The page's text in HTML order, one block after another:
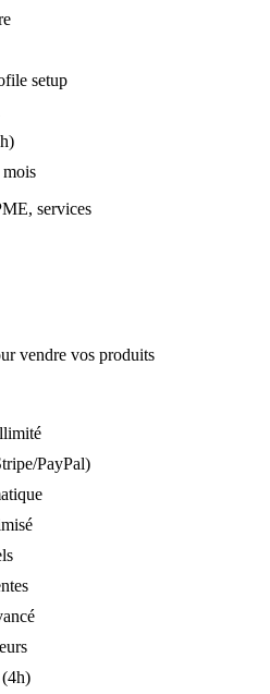
setup
services
vendre vos produits
PayPal)